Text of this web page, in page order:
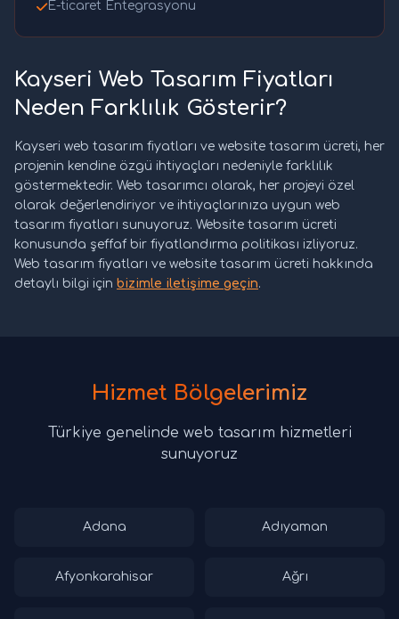
E-ticaret Entegrasyonu
Kayseri Web Tasarım Fiyatları
Neden Farklılık Gösterir?
Kayseri web tasarım fiyatları ve website tasarım ücreti, her
projenin kendine özgü ihtiyaçları nedeniyle farklılık
göstermektedir. Web tasarımcı olarak, her projeyi özel
olarak değerlendiriyor ve ihtiyaçlarınıza uygun web
tasarım fiyatları sunuyoruz. Website tasarım ücreti
konusunda şeffaf bir fiyatlandırma politikası izliyoruz.
Web tasarım fiyatları ve website tasarım ücreti hakkında
detaylı bilgi için bizimle iletişime geçin.
Hizmet Bölgelerimiz
Türkiye genelinde web tasarım hizmetleri
sunuyoruz
Adana Adıyaman
Afyonkarahisar Ağrı